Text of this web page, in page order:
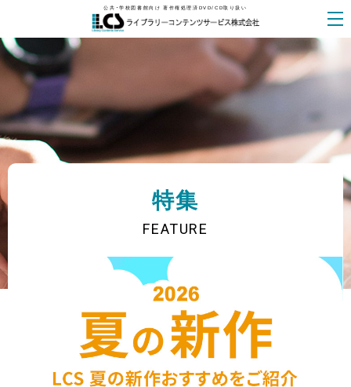
公共・学校図書館向け 著作権処理済DVD/CD取り扱い
特集
FEATURE